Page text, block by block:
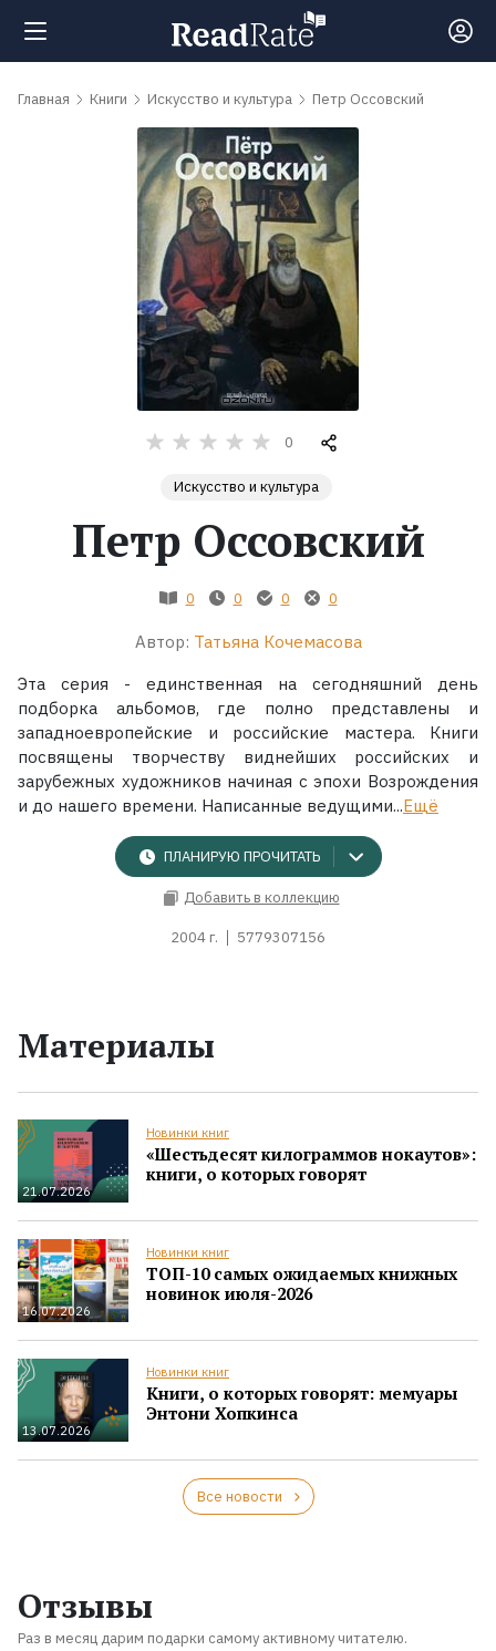
Поиск
обсуждаемые
Коллекции
Главная Книги Искусство и культура Петр Оссовский
0
Искусство и культура
Петр Оссовский
0 0 0 0
Автор: Татьяна Кочемасова
Эта серия - единственная на сегодняшний день
подборка альбомов, где полно представлены и
западноевропейские и российские мастера. Книги
посвящены творчеству виднейших российских и
зарубежных художников начиная с эпохи Возрождения
и до нашего времени. Написанные ведущими...Ещё
ПЛАНИРУЮ ПРОЧИТАТЬ
Добавить в коллекцию
2004 г. 5779307156
Материалы
21.07.2026
Новинки книг
«Шестьдесят килограммов нокаутов»:
книги, о которых говорят
16.07.2026
Новинки книг
ТОП-10 самых ожидаемых книжных
новинок июля-2026
13.07.2026
Новинки книг
Книги, о которых говорят: мемуары
Энтони Хопкинса
Все новости
Отзывы
Раз в месяц дарим подарки самому активному читателю.